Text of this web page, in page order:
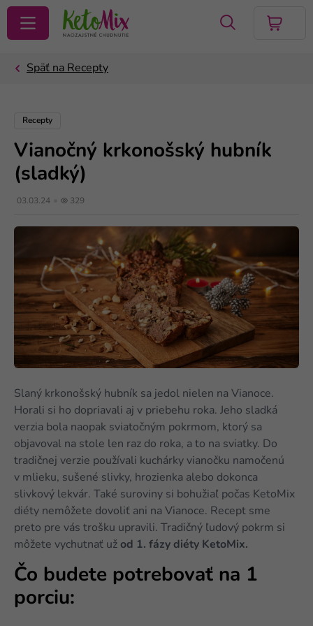
VYHĽADAŤ
Recepty
Vianočný krkonošský hubník
(sladký)
03.03.24 329
Slaný krkonošský hubník sa jedol nielen na Vianoce.
Horali si ho dopriavali aj v priebehu roka. Jeho sladká
verzia bola naopak sviatočným pokrmom, ktorý sa
objavoval na stole len raz do roka, a to na sviatky. Do
tradičnej verzie používali kuchárky vianočku namočenú
v mlieku, sušené slivky, hrozienka alebo dokonca
slivkový lekvár. Také suroviny si bohužiaľ počas KetoMix
diéty nemôžete dovoliť ani na Vianoce. Recept sme
preto pre vás trošku upravili. Tradičný ľudový pokrm si
môžete vychutnať už od 1. fázy diéty KetoMix.
Čo budete potrebovať na 1
porciu: